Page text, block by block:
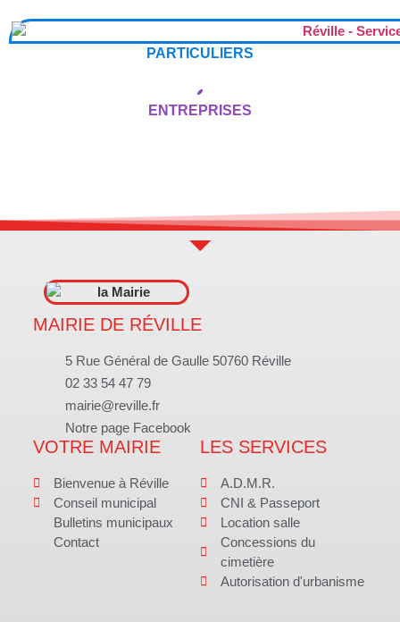
PARTICULIERS
ENTREPRISES
MAIRIE DE RÉVILLE
5 Rue Général de Gaulle 50760 Réville
02 33 54 47 79
mairie@reville.fr
Notre page Facebook
VOTRE MAIRIE
Bienvenue à Réville
Conseil municipal
Bulletins municipaux
Contact
LES SERVICES
A.D.M.R.
CNI & Passeport
Location salle
Concessions du
cimetière
Autorisation d'urbanisme